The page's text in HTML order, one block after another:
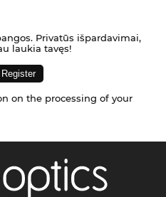
Privatūs išpardavimai,
laukia tavęs!
on the processing of your